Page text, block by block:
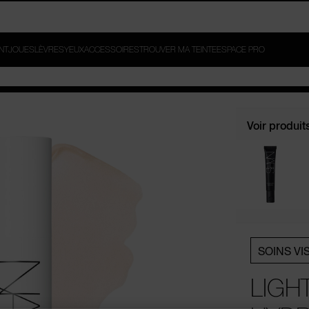
LA. GAGNEZ
JOUESLÈVRESYEUXACCESSOIRESTROUVER MA TEINTEESPACE PRO
Voir
SOINS